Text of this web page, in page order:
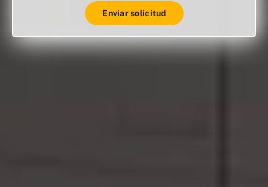
Enviar solicitud